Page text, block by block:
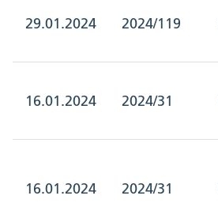
29.01.2024 2024/119
16.01.2024 2024/31
16.01.2024 2024/31